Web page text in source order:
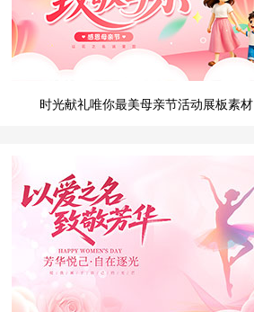
时光献礼唯你最美母亲节活动展板素材